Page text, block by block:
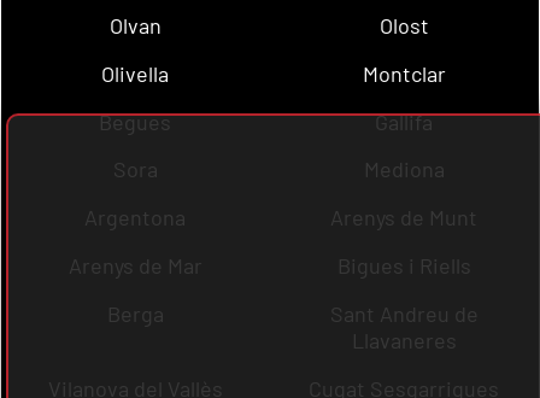
Olvan
Olost
Olivella
Montclar
Begues
Gallifa
Sora
Mediona
Argentona
Arenys de Munt
Arenys de Mar
Bigues i Riells
Berga
Sant Andreu de
Llavaneres
Vilanova del Vallès
Cugat Sesgarrigues